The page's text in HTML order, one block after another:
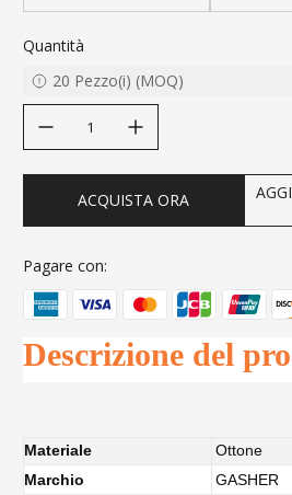
Quantità
20 Pezzo(i) (MOQ)
ACQUISTA ORA
Pagare con:
Descrizione del
Materiale
Ottone
Marchio
GASHER